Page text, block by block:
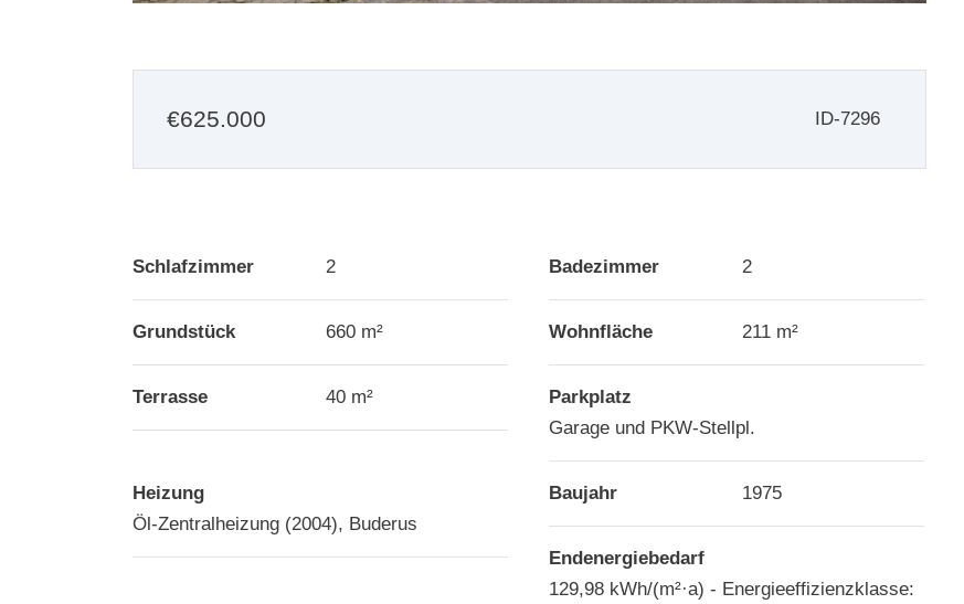
€625.000 ID-7296
Schlafzimmer 2 Badezimmer 2
Grundstück 660 m² Wohnfläche 211 m²
Terrasse 40 m²
Parkplatz
Garage und PKW-Stellpl.
Heizung
Öl-Zentralheizung (2004), Buderus
Baujahr 1975
Endenergiebedarf
129,98 kWh/(m²·a) - Energieeffizienzklasse: